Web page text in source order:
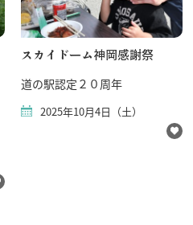
スカイドーム神岡感謝祭
道の駅認定２０周年
2025年10月4日（土）